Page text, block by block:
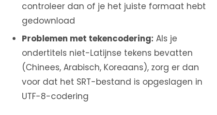
controleer dan of je het juiste formaat hebt
gedownload
Problemen met tekencodering: Als je
ondertitels niet-Latijnse tekens bevatten
(Chinees, Arabisch, Koreaans), zorg er dan
voor dat het SRT-bestand is opgeslagen in
UTF-8-codering